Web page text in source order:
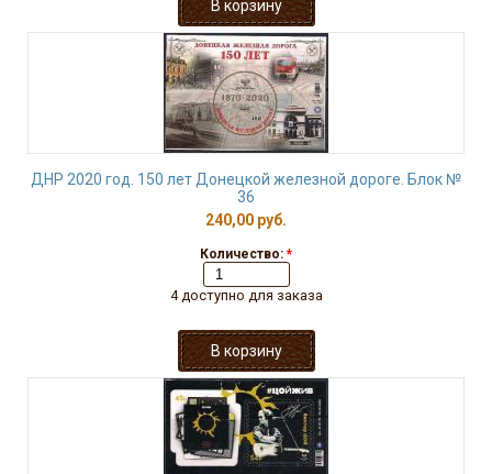
ДНР 2020 год. 150 лет Донецкой железной дороге. Блок №
36
240,00 руб.
Количество: *
4 доступно для заказа